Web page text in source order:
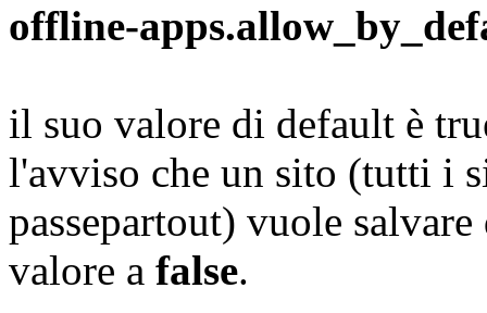
offline-
il suo valore di default è
l'avviso che un sito (tutti i
passepartout) vuole
valore a false.